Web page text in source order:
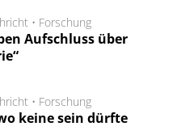
• Forschung
Aufschluss über
• Forschung
keine sein dürfte